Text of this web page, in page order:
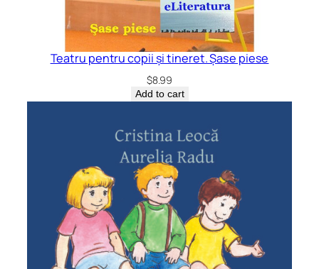
Teatru pentru copii și tineret. Șase piese
$8.99
Add to cart